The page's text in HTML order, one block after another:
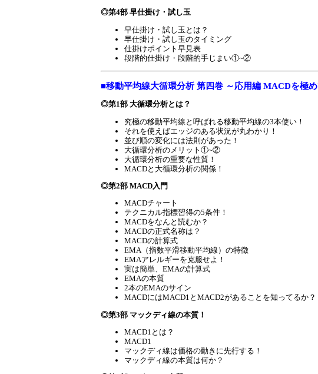
◎第4部 早仕掛け・試し玉
早仕掛け・試し玉とは？
早仕掛け・試し玉のタイミング
仕掛けポイント早見表
段階的仕掛け・段階的手じまい①~②
■移動平均線大循環分析 第四巻 ～応用編 MACDを極
◎第1部 大循環分析とは？
究極の移動平均線と呼ばれる移動平均線の3本使い！
それを使えばエッジのある状況が丸わかり！
並び順の変化には法則があった！
大循環分析のメリット①~②
大循環分析の重要な性質！
MACDと大循環分析の関係！
◎第2部 MACD入門
MACDチャート
テクニカル指標習得の5条件！
MACDをなんと読むか？
MACDの正式名称は？
MACDの計算式
EMA（指数平滑移動平均線）の特徴
EMAアレルギーを克服せよ！
実は簡単、EMAの計算式
EMAの本質
2本のEMAのサイン
MACDにはMACD1とMACD2があることを知ってるか？
◎第3部 マックディ線の本質！
MACD1とは？
MACD1
マックディ線は価格の動きに先行する！
マックディ線の本質は何か？